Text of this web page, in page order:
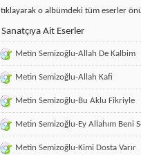
tıklayarak o albümdeki tüm eserler
Sanatçıya Ait Eserler
Metin Semizoğlu-Allah De Kalbim
Metin Semizoğlu-Allah Kafi
Metin Semizoğlu-Bu Aklu Fikriyle
Metin Semizoğlu-Ey Allahım Beni
Metin Semizoğlu-Kimi Dosta Varır